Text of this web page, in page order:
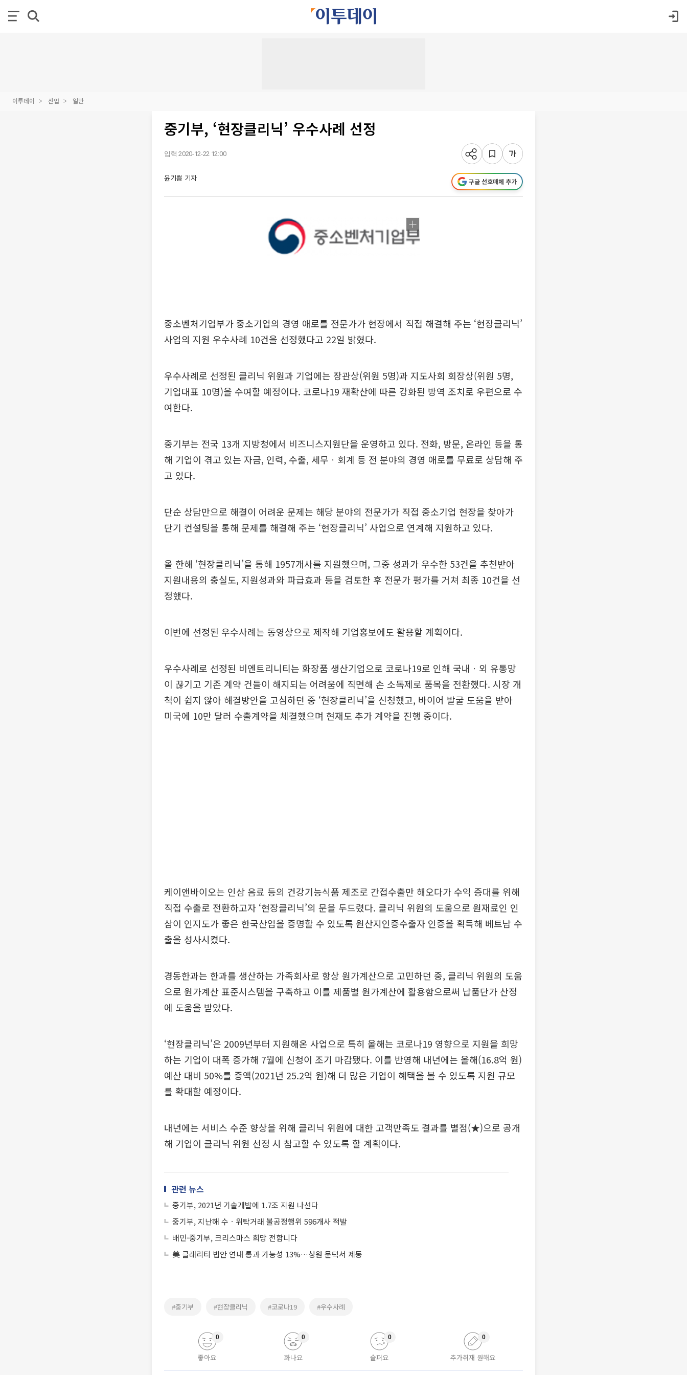
이투데이 산업 일반
중기부, ‘현장클리닉’ 우수사례 선정
입력 2020-12-22 12:00
윤기쁨 기자 구글 선호매체 추가
중소벤처기업부가 중소기업의 경영 애로를 전문가가 현장에서 직접 해결해 주는 ‘현장클리닉’
사업의 지원 우수사례 10건을 선정했다고 22일 밝혔다.
우수사례로 선정된 클리닉 위원과 기업에는 장관상(위원 5명)과 지도사회 회장상(위원 5명,
기업대표 10명)을 수여할 예정이다. 코로나19 재확산에 따른 강화된 방역 조치로 우편으로 수
여한다.
중기부는 전국 13개 지방청에서 비즈니스지원단을 운영하고 있다. 전화, 방문, 온라인 등을 통
해 기업이 겪고 있는 자금, 인력, 수출, 세무ㆍ회계 등 전 분야의 경영 애로를 무료로 상담해 주
고 있다.
단순 상담만으로 해결이 어려운 문제는 해당 분야의 전문가가 직접 중소기업 현장을 찾아가
단기 컨설팅을 통해 문제를 해결해 주는 ‘현장클리닉’ 사업으로 연계해 지원하고 있다.
올 한해 ‘현장클리닉’을 통해 1957개사를 지원했으며, 그중 성과가 우수한 53건을 추천받아
지원내용의 충실도, 지원성과와 파급효과 등을 검토한 후 전문가 평가를 거쳐 최종 10건을 선
정했다.
이번에 선정된 우수사례는 동영상으로 제작해 기업홍보에도 활용할 계획이다.
우수사례로 선정된 비엔트리니티는 화장품 생산기업으로 코로나19로 인해 국내ㆍ외 유통망
이 끊기고 기존 계약 건들이 해지되는 어려움에 직면해 손 소독제로 품목을 전환했다. 시장 개
척이 쉽지 않아 해결방안을 고심하던 중 ‘현장클리닉’을 신청했고, 바이어 발굴 도움을 받아
미국에 10만 달러 수출계약을 체결했으며 현재도 추가 계약을 진행 중이다.
케이앤바이오는 인삼 음료 등의 건강기능식품 제조로 간접수출만 해오다가 수익 증대를 위해
직접 수출로 전환하고자 ‘현장클리닉’의 문을 두드렸다. 클리닉 위원의 도움으로 원재료인 인
삼이 인지도가 좋은 한국산임을 증명할 수 있도록 원산지인증수출자 인증을 획득해 베트남 수
출을 성사시켰다.
경동한과는 한과를 생산하는 가족회사로 항상 원가계산으로 고민하던 중, 클리닉 위원의 도움
으로 원가계산 표준시스템을 구축하고 이를 제품별 원가계산에 활용함으로써 납품단가 산정
에 도움을 받았다.
‘현장클리닉’은 2009년부터 지원해온 사업으로 특히 올해는 코로나19 영향으로 지원을 희망
하는 기업이 대폭 증가해 7월에 신청이 조기 마감됐다. 이를 반영해 내년에는 올해(16.8억 원)
예산 대비 50%를 증액(2021년 25.2억 원)해 더 많은 기업이 혜택을 볼 수 있도록 지원 규모
를 확대할 예정이다.
내년에는 서비스 수준 향상을 위해 클리닉 위원에 대한 고객만족도 결과를 별점(★)으로 공개
해 기업이 클리닉 위원 선정 시 참고할 수 있도록 할 계획이다.
관련 뉴스
중기부, 2021년 기술개발에 1.7조 지원 나선다
중기부, 지난해 수ㆍ위탁거래 불공정행위 596개사 적발
배민-중기부, 크리스마스 희망 전합니다
美 클래리티 법안 연내 통과 가능성 13%…상원 문턱서 제동
#중기부 #현장클리닉 #코로나19 #우수사례
좋아요
0
화나요
0
슬퍼요
0
추가취재 원해요
0